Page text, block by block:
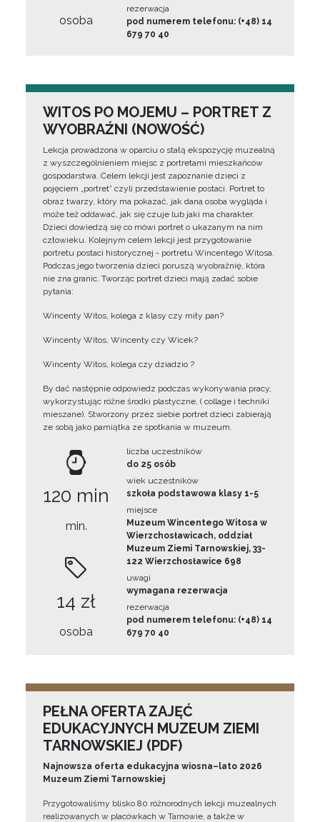
osoba
rezerwacja
pod numerem telefonu: (+48) 14
679 70 40
WITOS PO MOJEMU – PORTRET Z
WYOBRAŹNI (NOWOŚĆ)
Lekcja prowadzona w oparciu o stałą ekspozycję muzealną
z wyszczególnieniem miejsc z portretami mieszkańców
gospodarstwa. Celem lekcji jest zapoznanie dzieci z
pojęciem „portret” czyli przedstawienie postaci. Portret to
obraz twarzy, który ma pokazać, jak dana osoba wygląda i
może też oddawać, jak się czuje lub jaki ma charakter.
Dzieci dowiedzą się co mówi portret o ukazanym na nim
człowieku. Kolejnym celem lekcji jest przygotowanie
portretu postaci historycznej - portretu Wincentego Witosa.
Podczas jego tworzenia dzieci poruszą wyobraźnię, która
nie zna granic. Tworząc portret dzieci mają zadać sobie
pytania:
Wincenty Witos, kolega z klasy czy miły pan?
Wincenty Witos, Wincenty czy Wicek?
Wincenty Witos, kolega czy dziadzio ?
By dać następnie odpowiedz podczas wykonywania pracy,
wykorzystując różne środki plastyczne, ( collage i techniki
mieszane). Stworzony przez siebie portret dzieci zabierają
ze sobą jako pamiątka ze spotkania w muzeum.
120 min
min.
14 zł
osoba
liczba uczestników
do 25 osób
wiek uczestników
szkoła podstawowa klasy 1-5
miejsce
Muzeum Wincentego Witosa w
Wierzchosławicach, oddział
Muzeum Ziemi Tarnowskiej, 33-
122 Wierzchosławice 698
uwagi
wymagana rezerwacja
rezerwacja
pod numerem telefonu: (+48) 14
679 70 40
PEŁNA OFERTA ZAJĘĆ
EDUKACYJNYCH MUZEUM ZIEMI
TARNOWSKIEJ (PDF)
Najnowsza oferta edukacyjna wiosna–lato 2026
Muzeum Ziemi Tarnowskiej
Przygotowaliśmy blisko 80 różnorodnych lekcji muzealnych
realizowanych w placówkach w Tarnowie, a także w